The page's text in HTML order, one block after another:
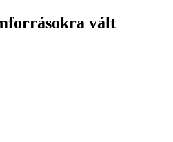
vált